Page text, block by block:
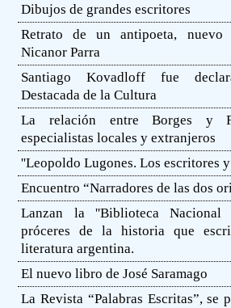
Dibujos de grandes escritores
Retrato de un antipoeta, nuevo
Nicanor Parra
Santiago Kovadloff fue
Destacada de la Cultura
La relación entre Borges y
especialistas locales y extranjeros
''Leopoldo Lugones. Los escritores
Encuentro “Narradores de las dos
Lanzan la ''Biblioteca
próceres de la historia que
literatura argentina.
El nuevo libro de José Saramago
La Revista “Palabras Escritas”, se